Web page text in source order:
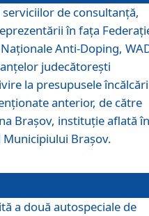
de consultanță,
în fața
Anti-Doping,
judecătorești
la presupusele
anterior, de către
Braşov, instituție aflată în
Brașov.
a două autospeciale de